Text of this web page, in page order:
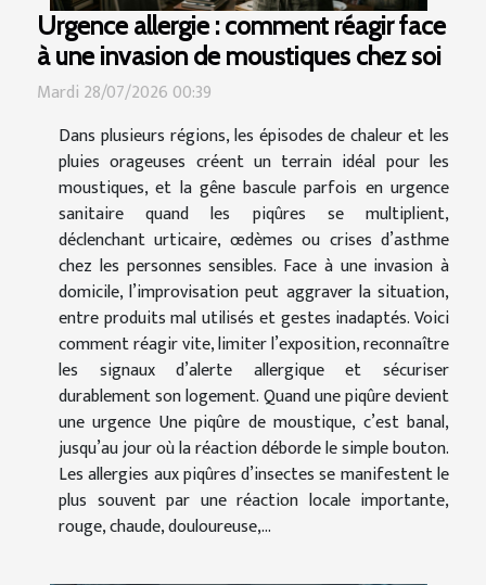
Urgence allergie : comment réagir face
à une invasion de moustiques chez soi
Mardi 28/07/2026 00:39
Dans plusieurs régions, les épisodes de chaleur et les
pluies orageuses créent un terrain idéal pour les
moustiques, et la gêne bascule parfois en urgence
sanitaire quand les piqûres se multiplient,
déclenchant urticaire, œdèmes ou crises d’asthme
chez les personnes sensibles. Face à une invasion à
domicile, l’improvisation peut aggraver la situation,
entre produits mal utilisés et gestes inadaptés. Voici
comment réagir vite, limiter l’exposition, reconnaître
les signaux d’alerte allergique et sécuriser
durablement son logement. Quand une piqûre devient
une urgence Une piqûre de moustique, c’est banal,
jusqu’au jour où la réaction déborde le simple bouton.
Les allergies aux piqûres d’insectes se manifestent le
plus souvent par une réaction locale importante,
rouge, chaude, douloureuse,...